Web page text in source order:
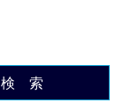
検 索